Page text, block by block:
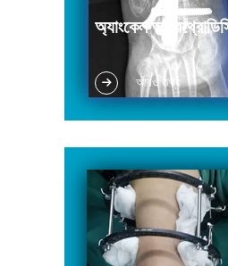
অ্যাংকেল
গুরুতর পা/গোড়ালির বিকৃতি
আর্থ্রোসিস (আঘাতজনিত,
টিউমার রেসেকশনের পর
আরও তথ্য